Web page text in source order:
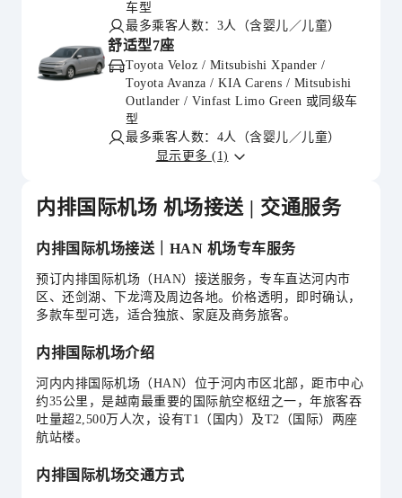
车型
最多乘客人数：3人（含婴儿／儿童）
舒适型7座
Toyota Veloz / Mitsubishi Xpander /
Toyota Avanza / KIA Carens / Mitsubishi
Outlander / Vinfast Limo Green 或同级车
型
最多乘客人数：4人（含婴儿／儿童）
显示更多 (1)
内排国际机场 机场接送 | 交通服务
内排国际机场接送｜HAN 机场专车服务
预订内排国际机场（HAN）接送服务，专车直达河内市
区、还剑湖、下龙湾及周边各地。价格透明，即时确认，
多款车型可选，适合独旅、家庭及商务旅客。
内排国际机场介绍
河内内排国际机场（HAN）位于河内市区北部，距市中心
约35公里，是越南最重要的国际航空枢纽之一，年旅客吞
吐量超2,500万人次，设有T1（国内）及T2（国际）两座
航站楼。
内排国际机场交通方式